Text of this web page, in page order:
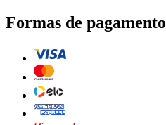
Formas de pagamento